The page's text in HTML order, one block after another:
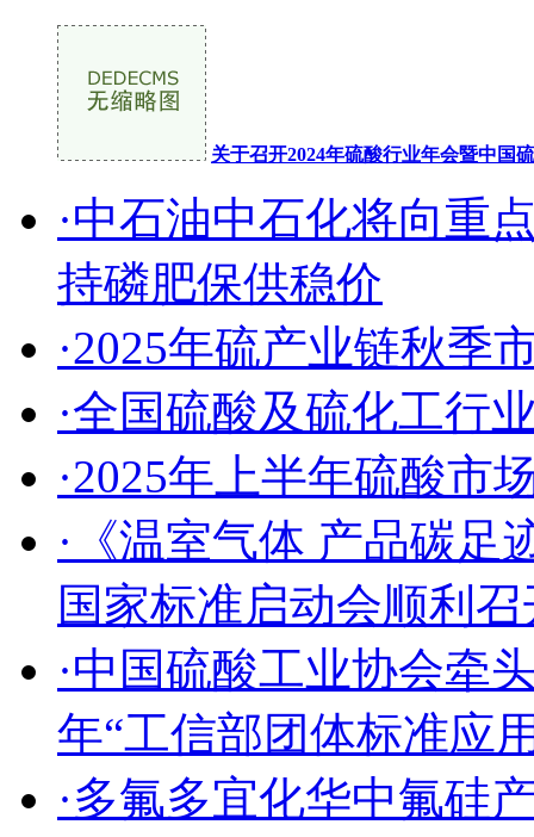
关于召开2024年硫酸行业年会暨中国
·中石油中石化将向重
持磷肥保供稳价
·2025年硫产业链秋季
·全国硫酸及硫化工行
·2025年上半年硫酸市
·《温室气体 产品碳足
国家标准启动会顺利召
·中国硫酸工业协会牵
年“工信部团体标准应
·多氟多宜化华中氟硅